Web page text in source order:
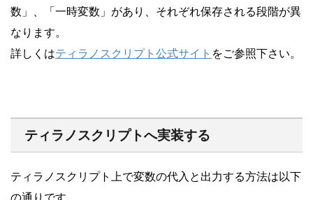
数」、「一時変数」があり、それぞれ保存される段階が異
なります。
詳しくはティラノスクリプト公式サイト をご参照下さい。
ティラノスクリプトへ実装する
ティラノスクリプト上で変数の代入と出力する方法は以下
の通りです。